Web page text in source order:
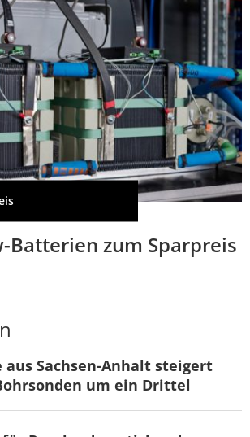
Batterien zum Sparpreis
aus Sachsen-Anhalt steigert
um ein Drittel